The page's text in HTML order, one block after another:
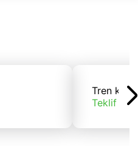
Tren kargo
Teklif alın